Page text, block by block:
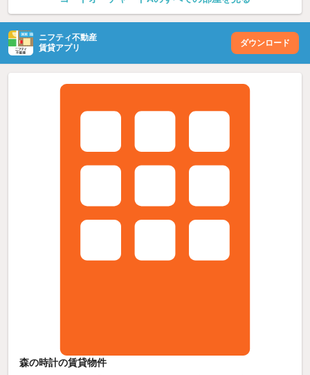
ニフティ不動産
賃貸アプリ
ダウンロード
森の時計の賃貸物件